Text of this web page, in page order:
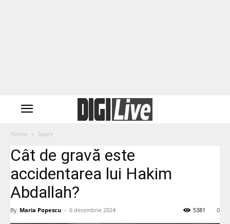
Home Sport
Cât de gravă este
accidentarea lui Hakim
Abdallah?
By Maria Popescu - 6 decembrie 2024 0
5381